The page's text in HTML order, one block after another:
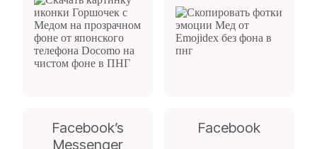
Facebook’s
Messenger
Facebook